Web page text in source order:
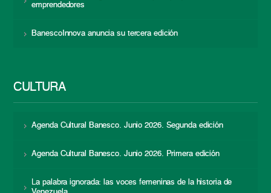
emprendedores
BanescoInnova anuncia su tercera edición
CULTURA
Agenda Cultural Banesco. Junio 2026. Segunda edición
Agenda Cultural Banesco. Junio 2026. Primera edición
La palabra ignorada: las voces femeninas de la historia de